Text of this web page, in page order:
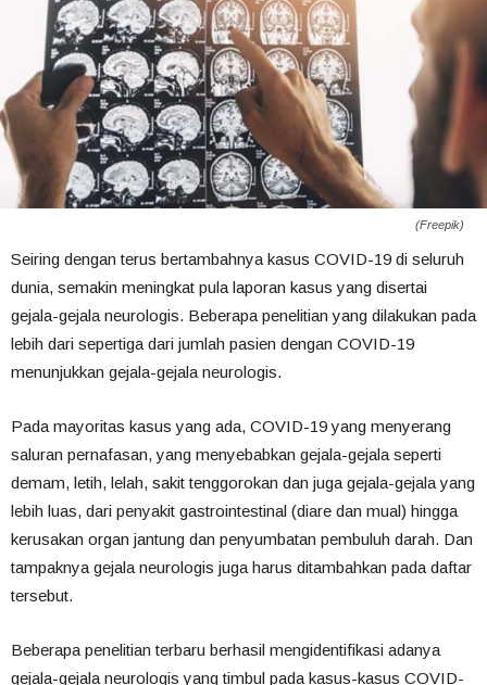
(Freepik)
Seiring dengan terus bertambahnya kasus COVID-19 di seluruh
dunia, semakin meningkat pula laporan kasus yang disertai
gejala-gejala neurologis. Beberapa penelitian yang dilakukan pada
lebih dari sepertiga dari jumlah pasien dengan COVID-19
menunjukkan gejala-gejala neurologis.
Pada mayoritas kasus yang ada, COVID-19 yang menyerang
saluran pernafasan, yang menyebabkan gejala-gejala seperti
demam, letih, lelah, sakit tenggorokan dan juga gejala-gejala yang
lebih luas, dari penyakit gastrointestinal (diare dan mual) hingga
kerusakan organ jantung dan penyumbatan pembuluh darah. Dan
tampaknya gejala neurologis juga harus ditambahkan pada daftar
tersebut.
Beberapa penelitian terbaru berhasil mengidentifikasi adanya
gejala-gejala neurologis yang timbul pada kasus-kasus COVID-